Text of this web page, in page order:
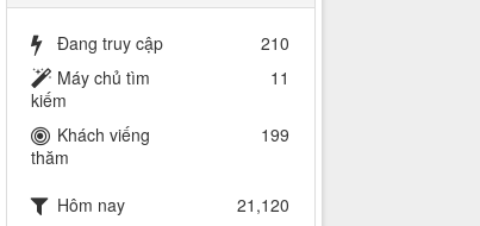
Đang truy cập
210
Máy chủ tìm
kiếm
11
Khách viếng
thăm
199
Hôm nay
21,120